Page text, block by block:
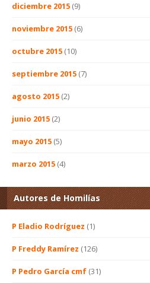
diciembre 2015 (9)
noviembre 2015 (6)
octubre 2015 (10)
septiembre 2015 (7)
agosto 2015 (2)
junio 2015 (2)
mayo 2015 (5)
marzo 2015 (4)
Autores de Homilías
P Eladio Rodríguez (1)
P Freddy Ramírez (126)
P Pedro García cmf (31)